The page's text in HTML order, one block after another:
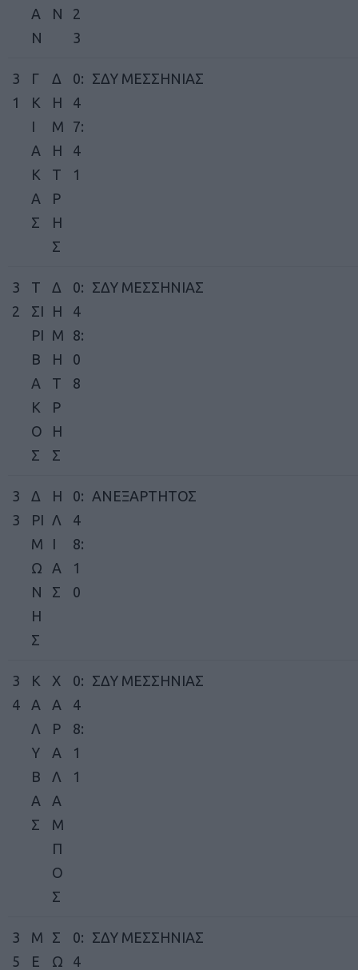
A
N
N
2
3
3
1
Γ
Κ
Ι
Α
Κ
Α
Σ
Δ
Η
Μ
Η
Τ
Ρ
Η
Σ
0:
4
7:
4
1
ΣΔΥ ΜΕΣΣΗΝΙΑΣ
3
2
Τ
ΣΙ
ΡΙ
Β
Α
Κ
Ο
Σ
Δ
Η
Μ
Η
Τ
Ρ
Η
Σ
0:
4
8:
0
8
ΣΔΥ ΜΕΣΣΗΝΙΑΣ
3
3
Δ
ΡΙ
Μ
Ω
Ν
Η
Σ
Η
Λ
Ι
Α
Σ
0:
4
8:
1
0
ΑΝΕΞΑΡΤΗΤΟΣ
3
4
Κ
Α
Λ
Υ
Β
Α
Σ
Χ
Α
Ρ
Α
Λ
Α
Μ
Π
Ο
Σ
0:
4
8:
1
1
ΣΔΥ ΜΕΣΣΗΝΙΑΣ
3
5
Μ
Ε
Σ
Ω
0:
4
ΣΔΥ ΜΕΣΣΗΝΙΑΣ